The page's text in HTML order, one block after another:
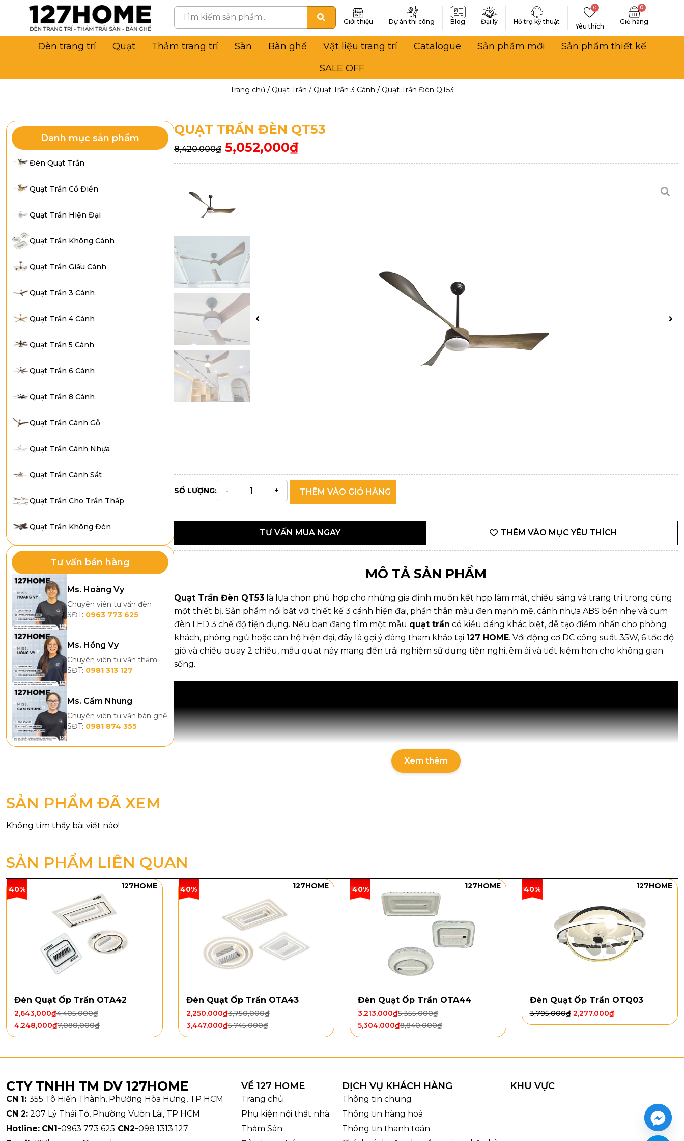
Giới thiệu Dự án thi công Blog Đại lý Hỗ trợ kỹ thuật
Yêu thích
0 0
Đèn trang trí Quạt Thảm trang trí Sàn Bàn ghế Vật liệu trang trí Catalogue Sản phẩm mới
Sản phẩm thiết kế
SALE OFF
Trang chủ / Quạt Trần / Quạt Trần 3 Cánh / Quạt Trần Đèn QT53
Danh mục sản phẩm
Đèn Quạt Trần
Quạt Trần Cổ Điển
Quạt Trần Hiện Đại
Quạt Trần Không Cánh
Quạt Trần Giấu Cánh
Quạt Trần 3 Cánh
Quạt Trần 4 Cánh
Quạt Trần 5 Cánh
Quạt Trần 6 Cánh
Quạt Trần 8 Cánh
Quạt Trần Cánh Gỗ
Quạt Trần Cánh Nhựa
Quạt Trần Cánh Sắt
Quạt Trần Cho Trần Thấp
Quạt Trần Không Đèn
Tư vấn bán hàng
Ms. Hoàng Vy
Chuyên viên tư vấn đèn
SĐT: 0963 773 625
Ms. Hồng Vy
Chuyên viên tư vấn thảm
SĐT: 0981 313 127
Ms. Cẩm Nhung
Chuyên viên tư vấn bàn ghế
SĐT: 0981 874 355
QUẠT TRẦN ĐÈN QT53
8,420,000₫ 5,052,000₫
SỐ LƯỢNG: THÊM VÀO GIỎ HÀNG
TƯ VẤN MUA NGAY THÊM VÀO MỤC YÊU THÍCH
MÔ TẢ SẢN PHẨM
Quạt Trần Đèn QT53 là lựa chọn phù hợp cho những gia đình muốn kết hợp làm mát, chiếu sáng và trang trí trong cùng
một thiết bị. Sản phẩm nổi bật với thiết kế 3 cánh hiện đại, phần thân màu đen mạnh mẽ, cánh nhựa ABS bền nhẹ và cụm
đèn LED 3 chế độ tiện dụng. Nếu bạn đang tìm một mẫu quạt trần có kiểu dáng khác biệt, dễ tạo điểm nhấn cho phòng
khách, phòng ngủ hoặc căn hộ hiện đại, đây là gợi ý đáng tham khảo tại 127 HOME. Với động cơ DC công suất 35W, 6 tốc độ
gió và chiều quay 2 chiều, mẫu quạt này mang đến trải nghiệm sử dụng tiện nghi, êm ái và tiết kiệm hơn cho không gian
sống.
Mã sản phẩm: QT53
Đường kính: 1320 mm
Chất liệu cánh: Nhựa ABS
Chiều quay: 2 chiều
Loại động cơ: Động cơ DC
Công suất: 35W
Kiểu dáng và chất liệu
gây ấn tượng với thiết kế 3 cánh dáng dài, mảnh và có độ xoắn nhẹ, tạo cảm giác chuyển động mềm
Xem thêm
SẢN PHẨM ĐÃ XEM
SẢN PHẨM LIÊN QUAN
40% 127HOME
Đèn Quạt Ốp Trần OTA42
4,405,000₫
2,643,000₫
7,080,000₫
4,248,000₫
40% 127HOME
Đèn Quạt Ốp Trần OTA43
3,750,000₫
2,250,000₫
5,745,000₫
3,447,000₫
40% 127HOME
Đèn Quạt Ốp Trần OTA44
5,355,000₫
3,213,000₫
8,840,000₫
5,304,000₫
40% 127HOME
Đèn Quạt Ốp Trần OTQ03
3,795,000₫ 2,277,000₫
CTY TNHH TM DV 127HOME
CN 1: 355 Tô Hiến Thành, Phường Hòa Hưng, TP HCM
CN 2: 207 Lý Thái Tổ, Phường Vườn Lài, TP HCM
Hotline: CN1-0963 773 625 CN2-098 1313 127
VỀ 127 HOME
Trang chủ
Phụ kiện nội thất nhà
Thảm Sàn
DỊCH VỤ KHÁCH HÀNG
Thông tin chung
Thông tin hàng hoá
Thông tin thanh toán
KHU VỰC